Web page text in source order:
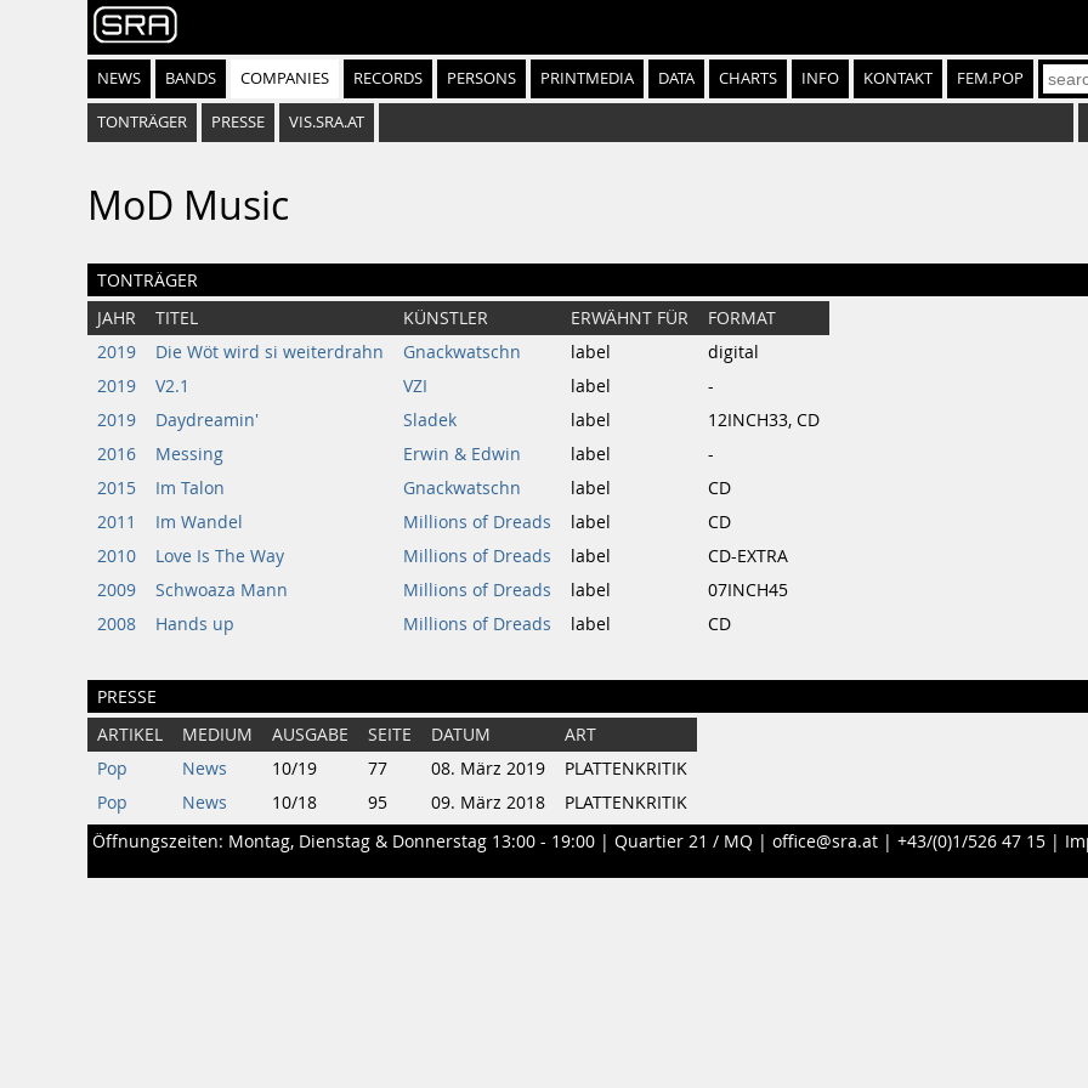
NEWS BANDS COMPANIES RECORDS PERSONS PRINTMEDIA DATA CHARTS INFO KONTAKT FEM.POP
TONTRÄGER PRESSE VIS.SRA.AT
MoD Music
TONTRÄGER
JAHR TITEL KÜNSTLER ERWÄHNT FÜR
FORMAT
2019
Die Wöt wird si weiterdrahn Gnackwatschn label
digital
2019
V2.1 VZI label
-
2019
Daydreamin' Sladek label
12INCH33, CD
2016
Messing Erwin & Edwin label
-
2015
Im Talon Gnackwatschn label
CD
2011
Im Wandel Millions of Dreads label
CD
2010
Love Is The Way Millions of Dreads label
CD-EXTRA
2009
Schwoaza Mann Millions of Dreads label
07INCH45
2008
Hands up Millions of Dreads label CD
PRESSE
ARTIKEL MEDIUM AUSGABE SEITE DATUM
ART
Pop
News 10/19 77 08. März 2019
PLATTENKRITIK
Pop
News 10/18 95 09. März 2018
PLATTENKRITIK
Öffnungszeiten: Montag, Dienstag & Donnerstag 13:00 - 19:00 | Quartier 21 / MQ | office@sra.at | +43/(0)1/526 47 15 |